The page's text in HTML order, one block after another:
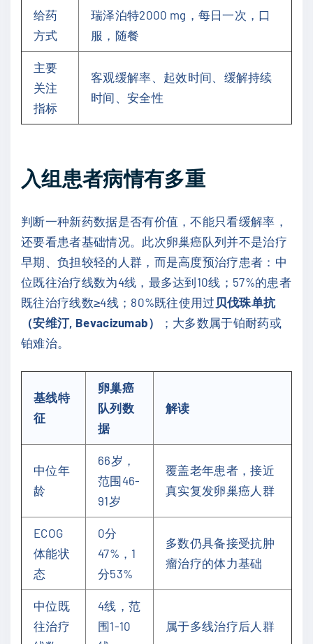
给药
方式
瑞泽泊特2000 mg，每日一次，口
服，随餐
主要
关注
指标
客观缓解率、起效时间、缓解持续
时间、安全性
入组患者病情有多重
判断一种新药数据是否有价值，不能只看缓解率，
还要看患者基础情况。此次卵巢癌队列并不是治疗
早期、负担较轻的人群，而是高度预治疗患者：中
位既往治疗线数为4线，最多达到10线；57%的患者
既往治疗线数≥4线；80%既往使用过 贝伐珠单抗
（安维汀, Bevacizumab）
；大多数属于铂耐药或
铂难治。
基线特
征
卵巢癌
队列数
据
解读
中位年
龄
66岁，
范围46-
91岁
覆盖老年患者，接近
真实复发卵巢癌人群
ECOG
体能状
态
0分
47%，1
分53%
多数仍具备接受抗肿
瘤治疗的体力基础
中位既
往治疗
4线，范
围1-10
属于多线治疗后人群